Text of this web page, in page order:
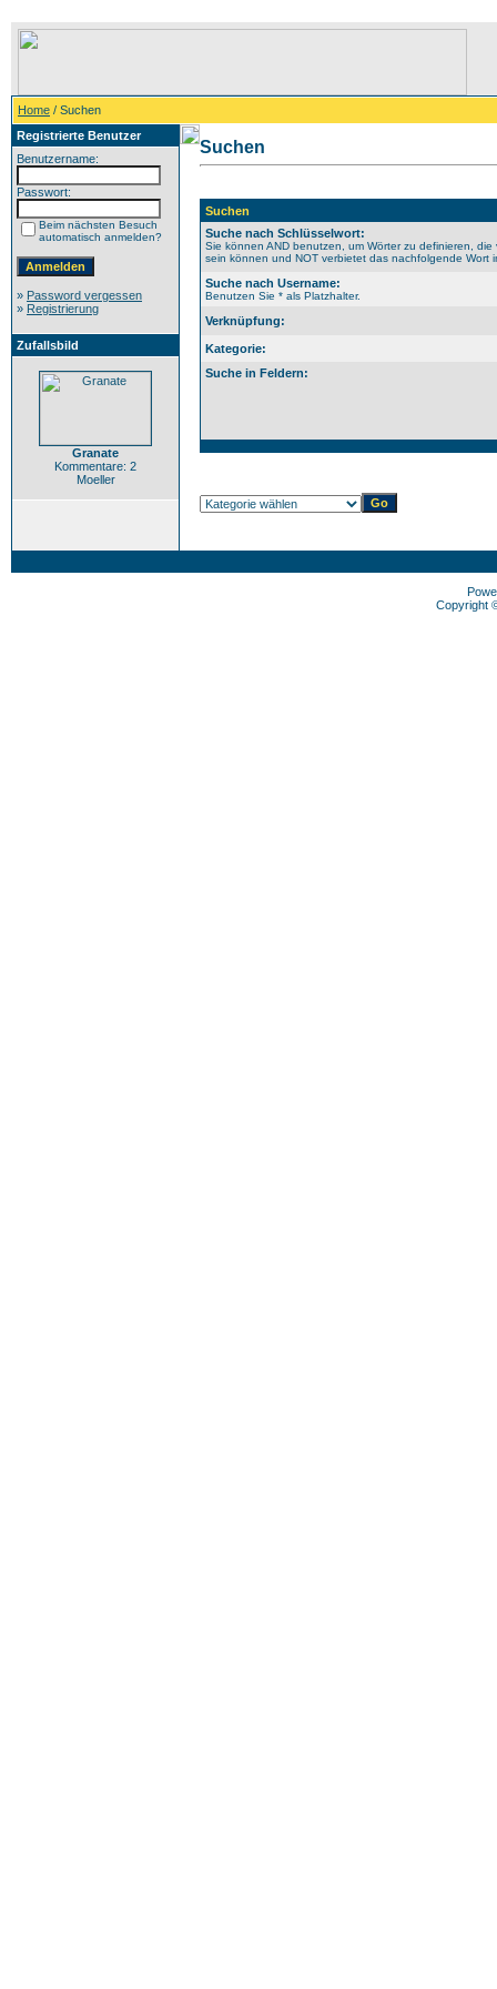
Home / Suchen
Registrierte Benutzer
Benutzername:
Passwort:
Beim nächsten Besuch
automatisch anmelden?
» Password vergessen
» Registrierung
Zufallsbild
Granate
Kommentare: 2
Moeller
Suchen
Suchen
Suche nach Schlüsselwort:
Sie können AND benutzen, um Wörter zu definieren,
sein können und NOT verbietet das nachfolgende Wort
Suche nach Username:
Benutzen Sie * als Platzhalter.
Verknüpfung:
Kategorie:
Suche in Feldern:
Copyright